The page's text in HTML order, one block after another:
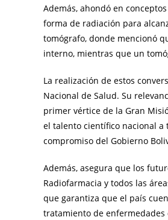
Además, ahondó en
forma de radiación para
tomógrafo, donde mencionó
interno, mientras que un
La realización de estos
Nacional de Salud. Su
primer vértice de la Gran
el talento científico nacional a
compromiso del Gobierno
Además, asegura que los
Radiofarmacia y todos las
que garantiza que el país
tratamiento de enfermedades